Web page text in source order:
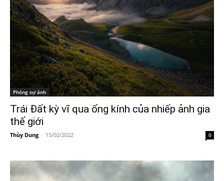
Phóng sự ảnh
Trái Đất kỳ vĩ qua ống kính của nhiếp ảnh gia
thế giới
Thùy Dung - 15/02/2022 0